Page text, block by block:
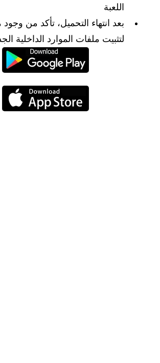
اللعبة
بعد انتهاء التحميل، تأكد من
لتثبيت ملفات الموارد الداخلية